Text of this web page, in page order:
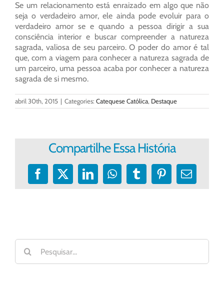
Se um relacionamento está enraizado em algo que não
seja o verdadeiro amor, ele ainda pode evoluir para o
verdadeiro amor se e quando a pessoa dirigir a sua
consciência interior e buscar compreender a natureza
sagrada, valiosa de seu parceiro. O poder do amor é tal
que, com a viagem para conhecer a natureza sagrada de
um parceiro, uma pessoa acaba por conhecer a natureza
sagrada de si mesmo.
abril 30th, 2015 | Categories: Catequese Católica, Destaque
Compartilhe Essa História
Facebook
X LinkedInWhatsApp
TumblrPinterest
E-
Buscar
resultados
para: